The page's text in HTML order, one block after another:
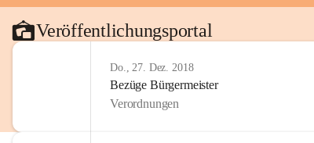
Veröffentlichungsportal
Do., 27. Dez. 2018
Bezüge Bürgermeister
Verordnungen